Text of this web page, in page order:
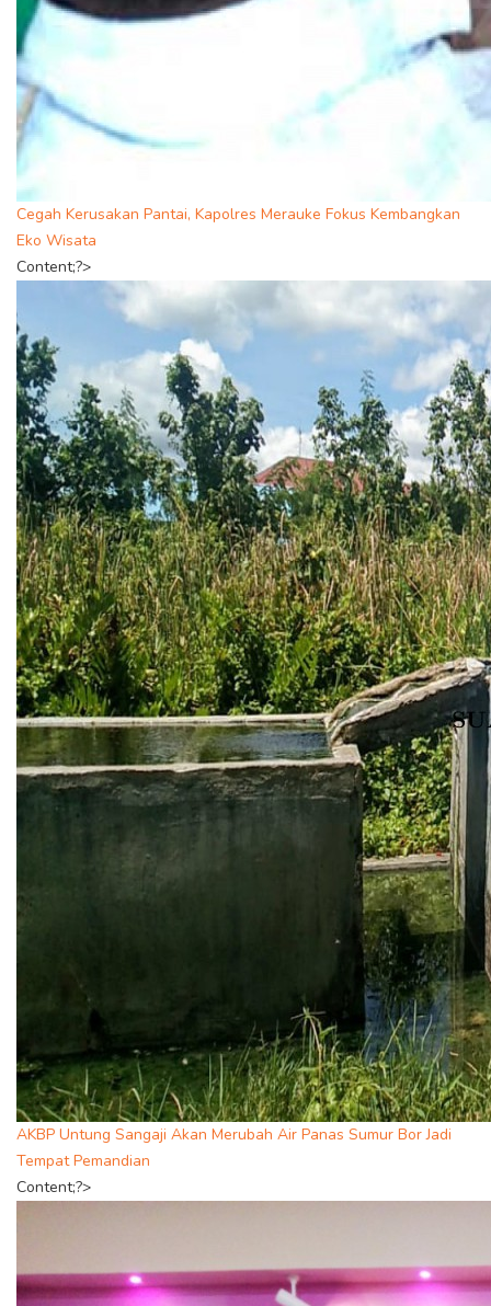
Cegah Kerusakan Pantai, Kapolres Merauke Fokus Kembangkan
Eko Wisata
Content;?>
AKBP Untung Sangaji Akan Merubah Air Panas Sumur Bor Jadi
Tempat Pemandian
Content;?>